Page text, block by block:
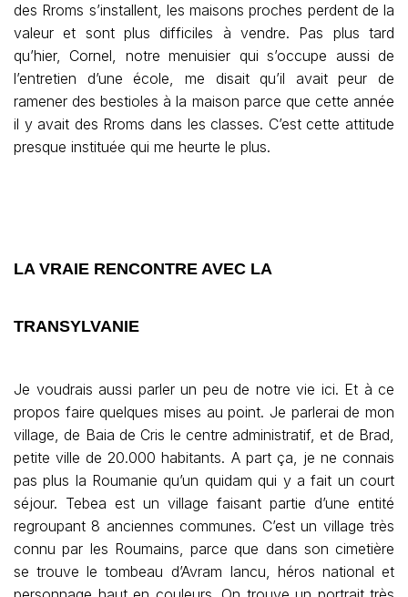
des Rroms s’installent, les maisons proches perdent de la
valeur et sont plus difficiles à vendre. Pas plus tard
qu’hier, Cornel, notre menuisier qui s’occupe aussi de
l’entretien d’une école, me disait qu’il avait peur de
ramener des bestioles à la maison parce que cette année
il y avait des Rroms dans les classes. C’est cette attitude
presque instituée qui me heurte le plus.
LA VRAIE RENCONTRE AVEC LA
TRANSYLVANIE
Je voudrais aussi parler un peu de notre vie ici. Et à ce
propos faire quelques mises au point. Je parlerai de mon
village, de Baia de Cris le centre administratif, et de Brad,
petite ville de 20.000 habitants. A part ça, je ne connais
pas plus la Roumanie qu’un quidam qui y a fait un court
séjour. Tebea est un village faisant partie d’une entité
regroupant 8 anciennes communes. C’est un village très
connu par les Roumains, parce que dans son cimetière
se trouve le tombeau d’Avram Iancu, héros national et